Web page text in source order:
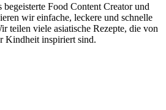
Food Content Creator und
wir einfache, leckere und schnelle
teilen viele asiatische Rezepte, die von
Kindheit inspiriert sind.